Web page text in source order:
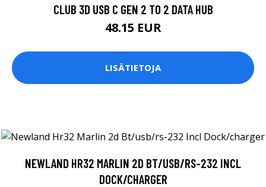
CLUB 3D USB C GEN 2 TO 2 DATA HUB
48.15 EUR
LISÄTIETOJA
NEWLAND HR32 MARLIN 2D BT/USB/RS-232 INCL
DOCK/CHARGER